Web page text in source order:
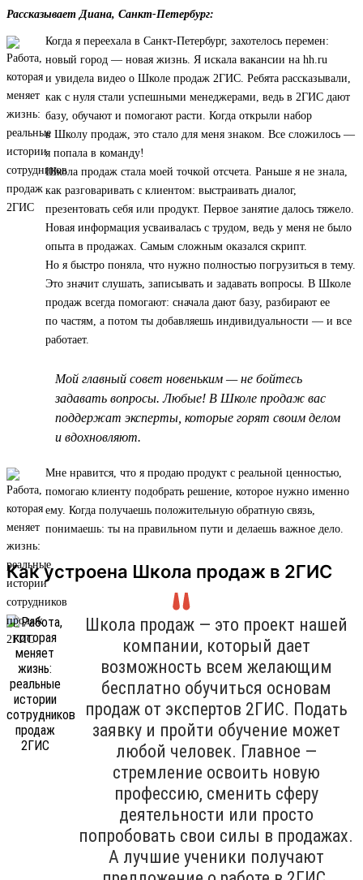
Рассказывает Диана, Санкт-Петербург:
Когда я переехала в Санкт-Петербург, захотелось перемен:
новый город — новая жизнь. Я искала вакансии на hh.ru
и увидела видео о Школе продаж 2ГИС. Ребята рассказывали,
как с нуля стали успешными менеджерами, ведь в 2ГИС дают
базу, обучают и помогают расти. Когда открыли набор
в Школу продаж, это стало для меня знаком. Все сложилось —
я попала в команду!
Школа продаж стала моей точкой отсчета. Раньше я не знала,
как разговаривать с клиентом: выстраивать диалог,
презентовать себя или продукт. Первое занятие далось тяжело.
Новая информация усваивалась с трудом, ведь у меня не было
опыта в продажах. Самым сложным оказался скрипт.
Но я быстро поняла, что нужно полностью погрузиться в тему.
Это значит слушать, записывать и задавать вопросы. В Школе
продаж всегда помогают: сначала дают базу, разбирают ее
по частям, а потом ты добавляешь индивидуальности — и все
работает.
Мой главный совет новеньким — не бойтесь
задавать вопросы. Любые! В Школе продаж вас
поддержат эксперты, которые горят своим делом
и вдохновляют.
Мне нравится, что я продаю продукт с реальной ценностью,
помогаю клиенту подобрать решение, которое нужно именно
ему. Когда получаешь положительную обратную связь,
понимаешь: ты на правильном пути и делаешь важное дело.
Как устроена Школа продаж в 2ГИС
Школа продаж — это проект нашей
компании, который дает
возможность всем желающим
бесплатно обучиться основам
продаж от экспертов 2ГИС. Подать
заявку и пройти обучение может
любой человек. Главное —
стремление освоить новую
профессию, сменить сферу
деятельности или просто
попробовать свои силы в продажах.
А лучшие ученики получают